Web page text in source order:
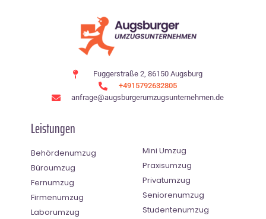
Fuggerstraße 2, 86150 Augsburg
+4915792632805
anfrage@augsburgerumzugsunternehmen.de
Leistungen
Behördenumzug
Büroumzug
Fernumzug
Firmenumzug
Laborumzug
Mini Umzug
Praxisumzug
Privatumzug
Seniorenumzug
Studentenumzug